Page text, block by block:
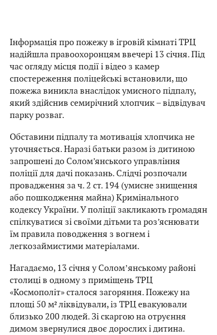
Інформація про пожежу в ігровій кімнаті ТРЦ
надійшла правоохоронцям ввечері 13 січня. Під
час огляду місця події і відео з камер
спостереження поліцейські встановили, що
пожежа виникла внаслідок умисного підпалу,
який здійснив семирічний хлопчик – відвідувач
парку розваг.
Обставини підпалу та мотивація хлопчика не
уточняється. Наразі батьки разом із дитиною
запрошені до Солом’янського управління
поліції для дачі показань. Слідчі розпочали
провадження за ч. 2 ст. 194 (умисне знищення
або пошкодження майна) Кримінального
кодексу України. У поліції закликають громадян
спілкуватися зі своїми дітьми та роз’яснювати
їм правила поводження з вогнем і
легкозаймистими матеріалами.
Нагадаємо, 13 січня у Соломʼянському районі
столиці в одному з приміщень ТРЦ
«Космополіт» сталося загоряння. Пожежу на
площі 50 м² ліквідували, із ТРЦ евакуювали
близько 200 людей. Зі скаргою на отруєння
димом звернулися двоє дорослих і дитина.